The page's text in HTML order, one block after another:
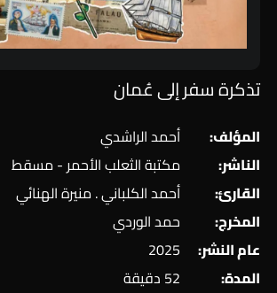
تذكرة سفر إلى عُمان
المؤلف:
أحمد الراشدي
الناشر:
مكتبة الثعلب الأحمر - مسقط
القارئ:
أحمد الكلباني . منيرة الهنائي
المخرج:
حمد الوردي
عام النشر:
2025
المدة:
52 دقيقة